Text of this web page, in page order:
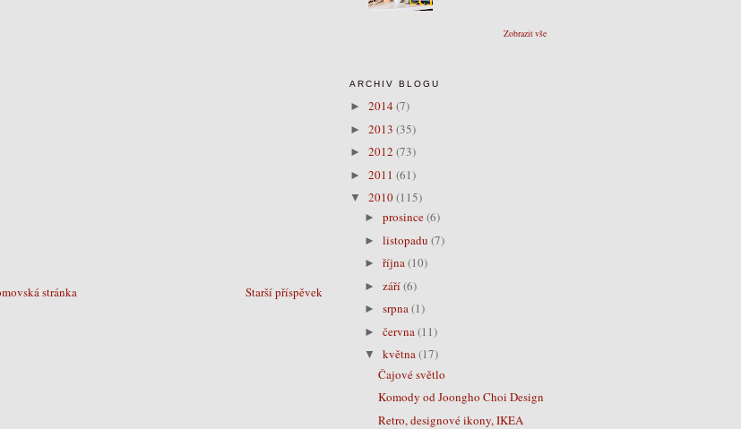
Starší příspěvek
stránka
Zobrazit vše
ARCHIV BLOGU
► 2014(7)
► 2013 (35)
► 2012 (73)
► 2011 (61)
▼ 2010(115)
► prosince(6)
► listopadu (7)
► října(10)
► září(6)
► srpna(1)
► června(11)
▼ května(17)
Čajové světlo
Komody od Joongho Choi Design
Retro, designové ikony, IKEA